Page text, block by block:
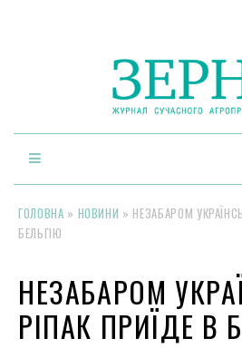
ГОЛОВНА » НОВИНИ » НЕЗАБАРОМ
БЕЛЬГІЮ
НЕЗАБАРОМ
РІПАК ПРИЇДЕ В